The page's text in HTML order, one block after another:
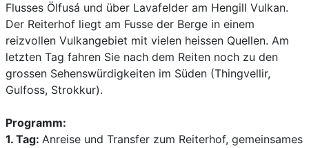
Flusses Ölfusá und über Lavafelder am Hengill Vulkan.
Der Reiterhof liegt am Fusse der Berge in einem
reizvollen Vulkangebiet mit vielen heissen Quellen. Am
letzten Tag fahren Sie nach dem Reiten noch zu den
grossen Sehenswürdigkeiten im Süden (Thingvellir,
Gulfoss, Strokkur).
Programm:
1. Tag: Anreise und Transfer zum Reiterhof, gemeinsames